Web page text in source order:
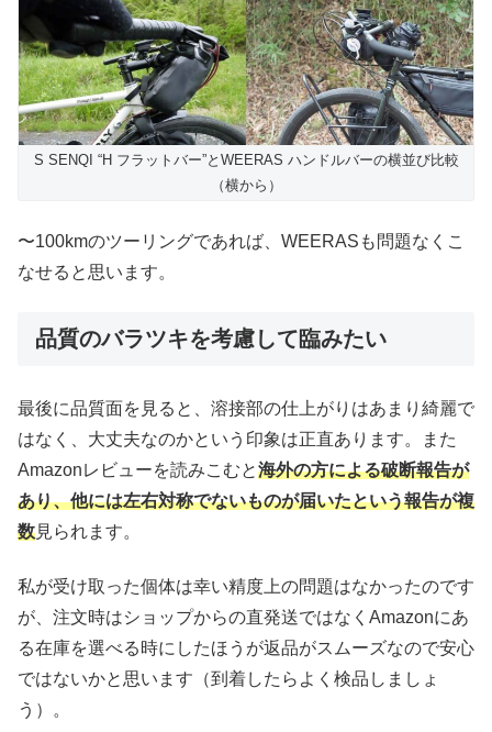
S SENQI “H フラットバー”とWEERAS ハンドルバーの横並び比較
（横から）
〜100kmのツーリングであれば、WEERASも問題なくこ
なせると思います。
品質のバラツキを考慮して臨みたい
最後に品質面を見ると、溶接部の仕上がりはあまり綺麗で
はなく、大丈夫なのかという印象は正直あります。また
Amazonレビューを読みこむと海外の方による破断報告が
あり、他には左右対称でないものが届いたという報告が複
数見られます。
私が受け取った個体は幸い精度上の問題はなかったのです
が、注文時はショップからの直発送ではなくAmazonにあ
る在庫を選べる時にしたほうが返品がスムーズなので安心
ではないかと思います（到着したらよく検品しましょ
う）。